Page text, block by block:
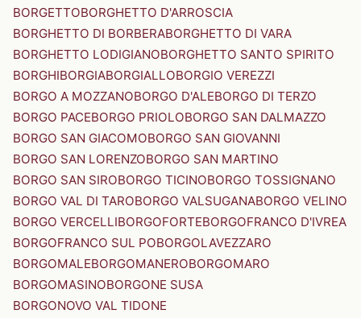
BORGETTOBORGHETTO D'ARROSCIA
BORGHETTO DI BORBERABORGHETTO DI VARA
BORGHETTO LODIGIANOBORGHETTO SANTO SPIRITO
BORGHIBORGIABORGIALLOBORGIO VEREZZI
BORGO A MOZZANOBORGO D'ALEBORGO DI TERZO
BORGO PACEBORGO PRIOLOBORGO SAN DALMAZZO
BORGO SAN GIACOMOBORGO SAN GIOVANNI
BORGO SAN LORENZOBORGO SAN MARTINO
BORGO SAN SIROBORGO TICINOBORGO TOSSIGNANO
BORGO VAL DI TAROBORGO VALSUGANABORGO VELINO
BORGO VERCELLIBORGOFORTEBORGOFRANCO D'IVREA
BORGOFRANCO SUL POBORGOLAVEZZARO
BORGOMALEBORGOMANEROBORGOMARO
BORGOMASINOBORGONE SUSA
BORGONOVO VAL TIDONE